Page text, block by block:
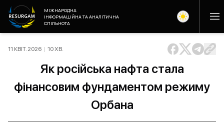
МІЖНАРОДНА
ІНФОРМАЦІЙНА ТА АНАЛІТИЧНА
СПІЛЬНОТА
11 КВІТ. 2026 | 10ХВ.
Як російська нафта стала
фінансовим фундаментом режиму
Орбана